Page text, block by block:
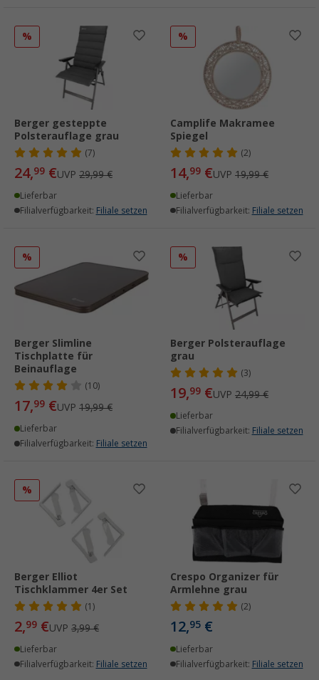
%
Berger gesteppte
Polsterauflage grau
(7)
24,99 €UVP 29,99 €
Lieferbar
Filialverfügbarkeit: Filiale setzen
%
Camplife Makramee
Spiegel
(2)
14,99 €UVP 19,99 €
Lieferbar
Filialverfügbarkeit: Filiale setzen
%
Berger Slimline
Tischplatte für
Beinauflage
(10)
17,99 €UVP 19,99 €
Lieferbar
Filialverfügbarkeit: Filiale setzen
%
Berger Polsterauflage
grau
(3)
19,99 €UVP 24,99 €
Lieferbar
Filialverfügbarkeit: Filiale setzen
%
Berger Elliot
Tischklammer 4er Set
(1)
2,99 €UVP 3,99 €
Lieferbar
Filialverfügbarkeit: Filiale setzen
Crespo Organizer für
Armlehne grau
(2)
12,95 €
Lieferbar
Filialverfügbarkeit: Filiale setzen